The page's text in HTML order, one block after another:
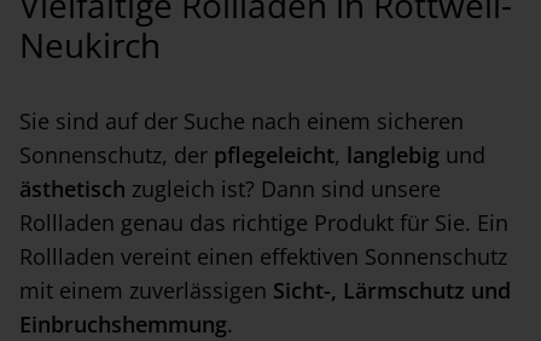
Neukirch
Sie sind auf der Suche nach einem sicheren
Sonnenschutz, der pflegeleicht, langlebig und
ästhetisch zugleich ist? Dann sind unsere
Rollladen genau das richtige Produkt für Sie. Ein
Rollladen vereint einen effektiven Sonnenschutz
mit einem zuverlässigen Sicht-, Lärmschutz und
Einbruchshemmung.